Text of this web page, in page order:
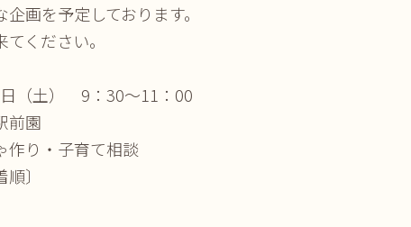
画を予定しております。
ください。
（土） 9：30～11：00
前園
り・子育て相談
〕